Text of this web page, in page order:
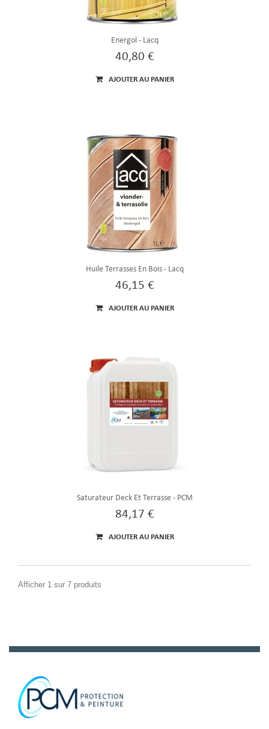
Energol - Lacq
40,80 €
AJOUTER AU PANIER
Huile Terrasses En Bois - Lacq
46,15 €
AJOUTER AU PANIER
Saturateur Deck Et Terrasse - PCM
84,17 €
AJOUTER AU PANIER
Afficher 1 sur 7 produits